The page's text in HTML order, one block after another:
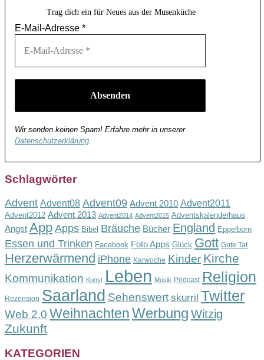
Trag dich ein für Neues aus der Musenküche
E-Mail-Adresse *
Wir senden keinen Spam! Erfahre mehr in unserer
Datenschutzerklärung
Schlagwörter
Advent Advent08 Advent09 Advent 2010 Advent2011
Advent2012 Advent 2013 Advent2014 Advent2015 Adventskalenderhaus
Angst App Apps Bibel Bräuche Bücher England Eppelborn
Essen und Trinken Facebook Foto Apps Glück Gott Gute Tat
Herzerwärmend iPhone Karwoche Kinder Kirche
Kommunikation Kunst Leben Musik Podcast Religion
Rezension Saarland Sehenswert skurril Twitter
Web 2.0 WeihnachtenWerbung Witzig
Zukunft
KATEGORIEN